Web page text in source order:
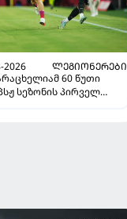
2026
ᲚᲔᲒᲘᲝᲜᲔᲠᲔᲑᲘ
60 წუთი
სეზონის პირველ